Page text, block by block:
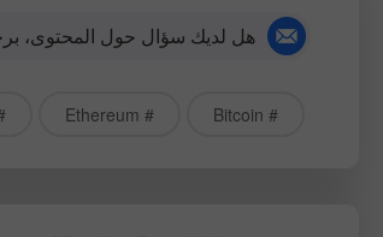
هل لديك سؤال حول المحتوى،
# Bitcoin
# Ethereum